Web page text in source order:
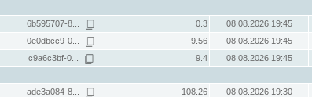
6b595707-8... 0.3
08.08.2026 19:45
0e0dbcc9-0... 9.56
08.08.2026 19:45
c9a6c3bf-0... 9.4
08.08.2026 19:45
ade3a084-8... 108.26
08.08.2026 19:30